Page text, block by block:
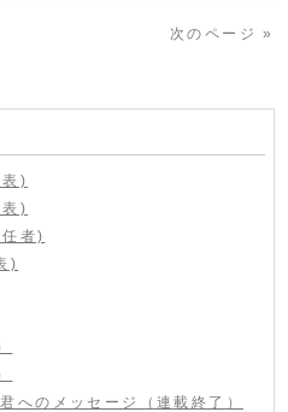
次のページ »
)
)
者)
)
へのメッセージ（連載終了）